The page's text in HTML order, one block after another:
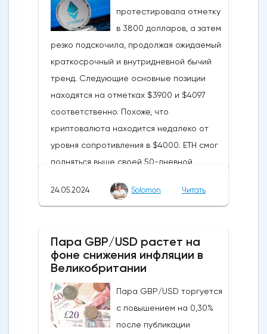
протестировала отметку
в 3800 долларов, а затем
резко подскочила, продолжая ожидаемый
краткосрочный и внутридневной бычий
тренд. Следующие основные позиции
находятся на отметках $3900 и $4097
соответственно. Похоже, что
криптовалюта находится недалеко от
уровня сопротивления в $4000. ETH смог
подняться выше своей 50-дневной
бычьих колебаний, которые могут развеять
криптовалюты.Курс супер-альткоина не
рос до тех пор, пока за неделю до
21Shares и ARK не утвердили спотовые ETF
на Ethereum. К счастью для Ethereum, в
понедельник, 20 мая, ожидания стали
24.05.2024 Solomon Читать
Пара GBP/USD растет на
фоне снижения инфляции в
Великобритании
Пара GBP/USD торгуется
с повышением на 0,30%
после публикации